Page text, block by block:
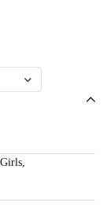
Girls,